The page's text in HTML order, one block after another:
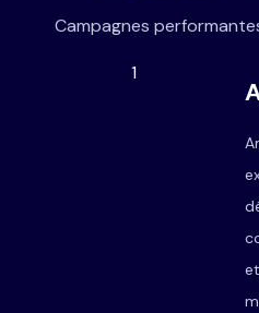
Campagnes
1